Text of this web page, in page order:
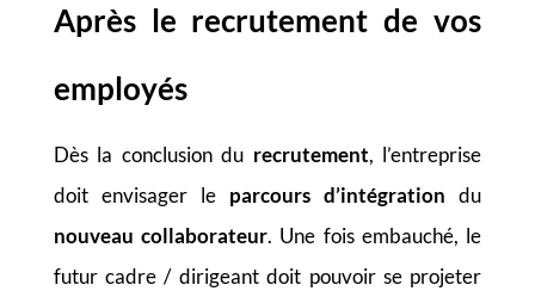
Après le recrutement de vos
employés
Dès la conclusion du recrutement, l’entreprise
doit envisager le parcours d’intégration du
nouveau collaborateur. Une fois embauché, le
futur cadre / dirigeant doit pouvoir se projeter